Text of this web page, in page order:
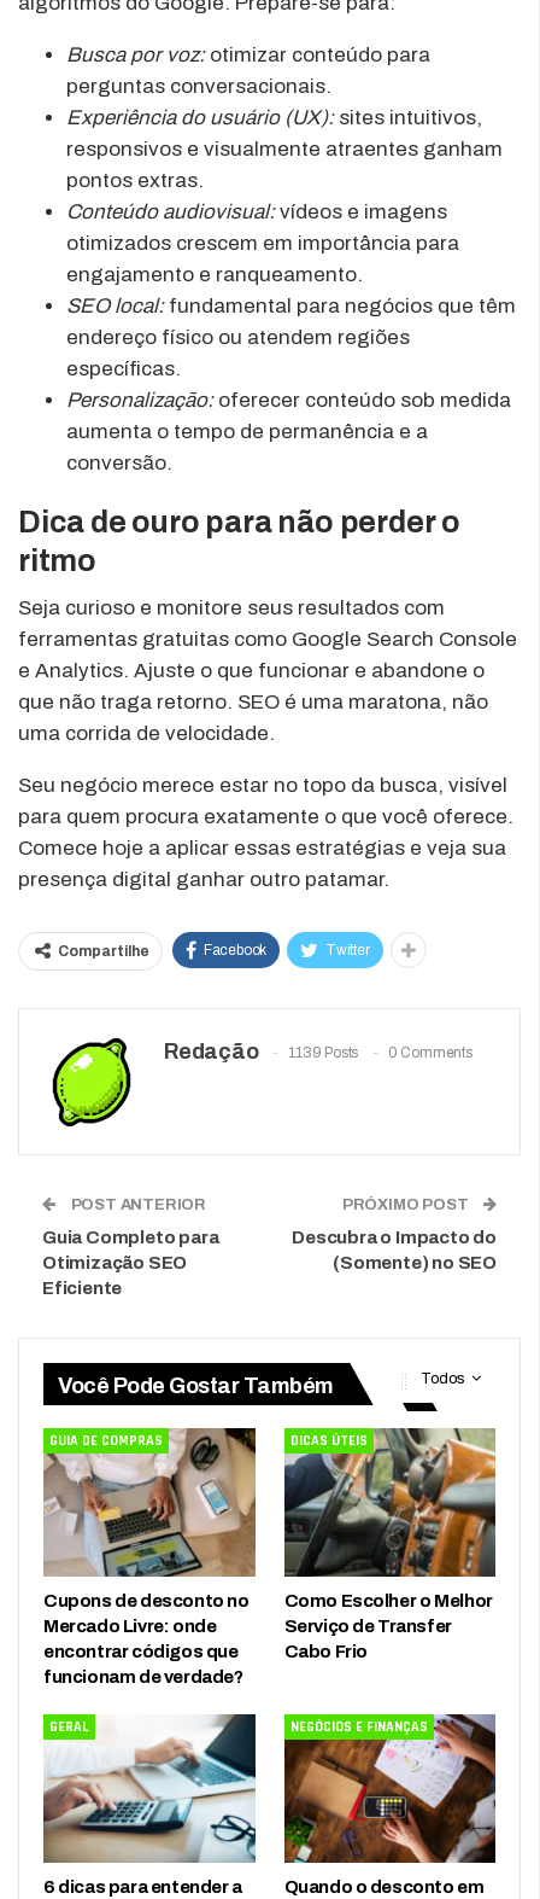
Busca por voz:otimizar conteúdo para
perguntas conversacionais.
Experiência do usuário (UX):sites intuitivos,
responsivos e visualmente atraentes ganham
pontos extras.
Conteúdo audiovisual:vídeos e imagens
otimizados crescem em importância para
engajamento e ranqueamento.
SEO local:fundamental para negócios que têm
endereço físico ou atendem regiões
específicas.
Personalização:oferecer conteúdo sob medida
aumenta o tempo de permanência e a
conversão.
Dica de ouro para não perder o
ritmo
Seja curioso e monitore seus resultados com
ferramentas gratuitas como Google Search Console
e Analytics. Ajuste o que funcionar e abandone o
que não traga retorno. SEO é uma maratona, não
uma corrida de velocidade.
Seu negócio merece estar no topo da busca, visível
para quem procura exatamente o que você oferece.
Comece hoje a aplicar essas estratégias e veja sua
presença digital ganhar outro patamar.
Compartilhe Facebook Twitter
Redação 1139 Posts 0 Comments
POST ANTERIOR
Guia Completo para
Otimização SEO
Eficiente
PRÓXIMO POST
Descubra o Impacto do
(Somente) no SEO
Todos
Você Pode Gostar Também
GUIA DE COMPRAS
Cupons de desconto no
Mercado Livre: onde
encontrar códigos que
funcionam de verdade?
DICAS ÚTEIS
Como Escolher o Melhor
Serviço de Transfer
Cabo Frio
GERAL
6 dicas para entender a
NEGÓCIOS E FINANÇAS
Quando o desconto em